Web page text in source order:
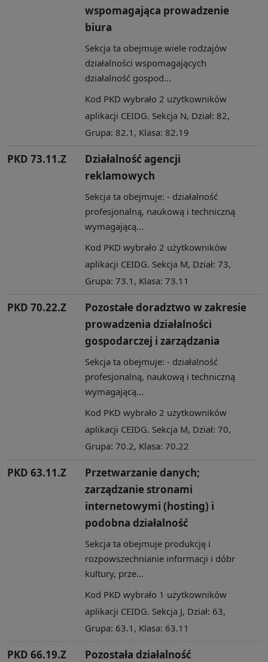
wspomagająca prowadzenie
biura
Sekcja ta obejmuje wiele rodzajów
działalności wspomagających
działalność gospod...
Kod PKD wybrało 2 użytkowników
aplikacji CEIDG. Sekcja N, Dział: 82,
Grupa: 82.1, Klasa: 82.19
PKD 73.11.Z
Działalność agencji
reklamowych
Sekcja ta obejmuje: - działalność
profesjonalną, naukową i techniczną
wymagającą...
Kod PKD wybrało 2 użytkowników
aplikacji CEIDG. Sekcja M, Dział: 73,
Grupa: 73.1, Klasa: 73.11
PKD 70.22.Z
Pozostałe doradztwo w zakresie
prowadzenia działalności
gospodarczej i zarządzania
Sekcja ta obejmuje: - działalność
profesjonalną, naukową i techniczną
wymagającą...
Kod PKD wybrało 2 użytkowników
aplikacji CEIDG. Sekcja M, Dział: 70,
Grupa: 70.2, Klasa: 70.22
PKD 63.11.Z
Przetwarzanie danych;
zarządzanie stronami
internetowymi (hosting) i
podobna działalność
Sekcja ta obejmuje produkcję i
rozpowszechnianie informacji i dóbr
kultury, prze...
Kod PKD wybrało 1 użytkowników
aplikacji CEIDG. Sekcja J, Dział: 63,
Grupa: 63.1, Klasa: 63.11
PKD 66.19.Z
Pozostała działalność